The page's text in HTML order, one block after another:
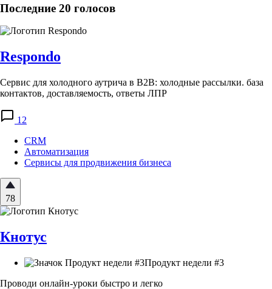
Последние 20 голосов
Respondo
Cервис для холодного аутрича в B2B: холодные рассылки. база
контактов, доставляемость, ответы ЛПР
12
CRM
Автоматизация
Сервисы для продвижения бизнеса
78
Кнотус
Продукт недели #3
Проводи онлайн-уроки быстро и легко